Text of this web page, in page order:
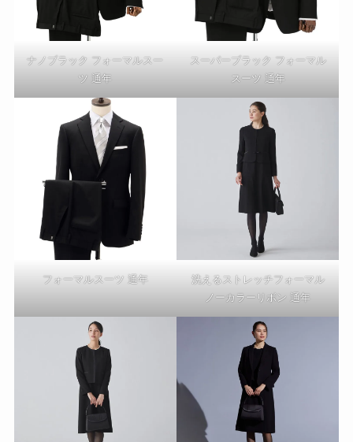
ナノブラック フォーマルスー
ツ 通年
スーパーブラック フォーマル
スーツ 通年
フォーマルスーツ 通年
洗えるストレッチフォーマル
ノーカラーリボン 通年